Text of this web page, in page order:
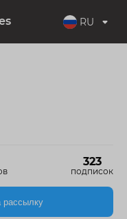
RU
323
подписок
рассылку